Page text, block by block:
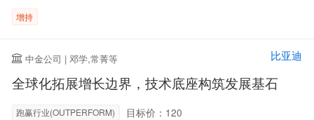
增持
中金公司 | 邓学,常菁等 比亚迪
全球化拓展增长边界，技术底座构筑发展基石
跑赢行业(OUTPERFORM) 目标价：120